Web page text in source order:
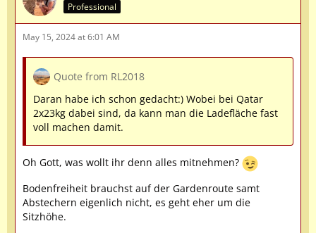
Professional
May 15, 2024 at 6:01 AM
Quote from RL2018
Daran habe ich schon gedacht:) Wobei bei Qatar
2x23kg dabei sind, da kann man die Ladefläche fast
voll machen damit.
Oh Gott, was wollt ihr denn alles mitnehmen?
Bodenfreiheit brauchst auf der Gardenroute samt
Abstechern eigenlich nicht, es geht eher um die
Sitzhöhe.